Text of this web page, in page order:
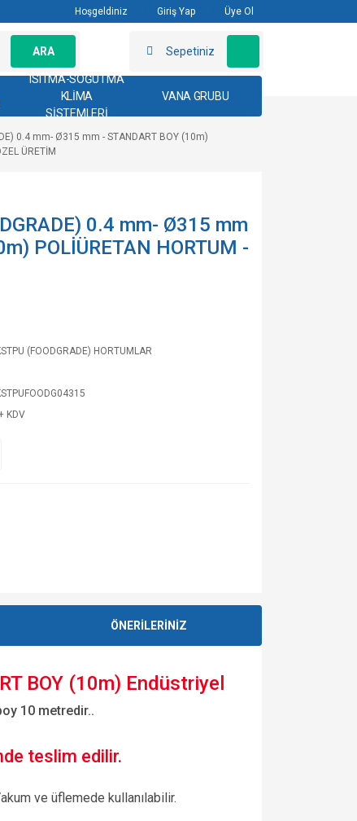
Hoşgeldiniz Giriş Yap Üye Ol
ARA Sepetiniz
ISITMA-SOĞUTMA
KLİMA
SİSTEMLERİ
VANA GRUBU
0.4 mm- Ø315 mm - STANDART BOY (10m)
ÜRETİM
0.4 mm- Ø315 mm
POLİÜRETAN HORTUM -
(FOODGRADE) HORTUMLAR
KDV
ÖNERİLERİNİZ
BOY (10m) Endüstriyel
10 metredir..
teslim edilir.
ve üflemede kullanılabilir.